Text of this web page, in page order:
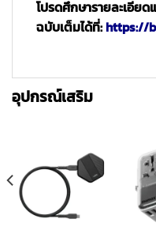
โปรดศึกษารายละเอียด
ฉบับเต็มได้ที่:https://
อุปกรณ์เสริม